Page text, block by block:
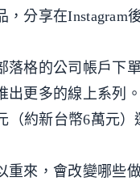
，分享在Instagram
落格的公司帳戶下
出更多的線上系列
（約新台幣6萬元
重來，會改變哪些